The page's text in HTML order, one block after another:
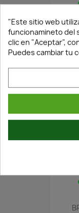
"Este sitio web
funcionamineto del
clic en "Aceptar",
Puedes cambiar tu